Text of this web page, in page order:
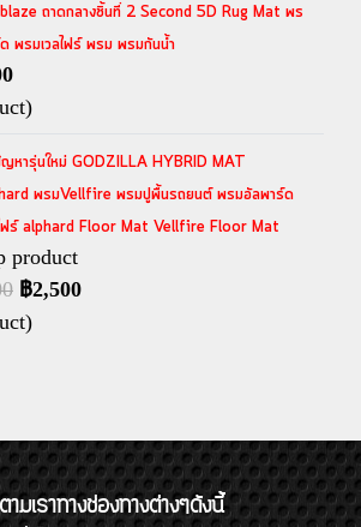
ถาดกลางชิ้นที่ 2 Second 5D Rug Mat พร
พรมเวลไฟร์ พรม พรมกันน้ำ
หารุ่นใหม่ GODZILLA HYBRID MAT
พรมVellfire พรมปูพื้นรถยนต์ พรมอัลพาร์ด
ฟร์ alphard Floor Mat Vellfire Floor Mat
product
฿2,500
มเราทางช่องทางต่างๆดังนี้